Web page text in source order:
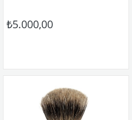
₺5.000,00